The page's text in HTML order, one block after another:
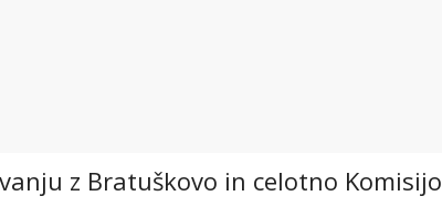
z Bratuškovo in celotno Komisijo